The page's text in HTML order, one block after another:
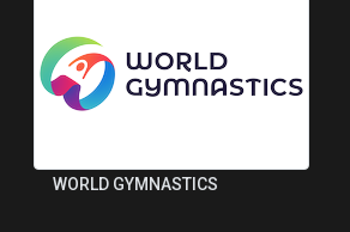
WORLD GYMNASTICS